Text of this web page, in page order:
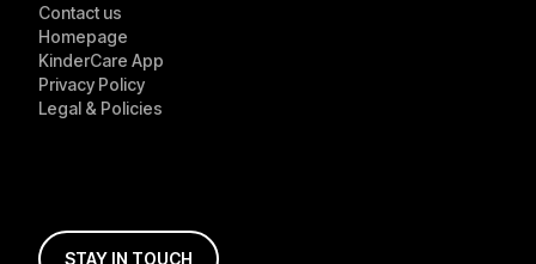
Contact us
Homepage
KinderCare App
Privacy Policy
Legal & Policies
STAY IN TOUCH